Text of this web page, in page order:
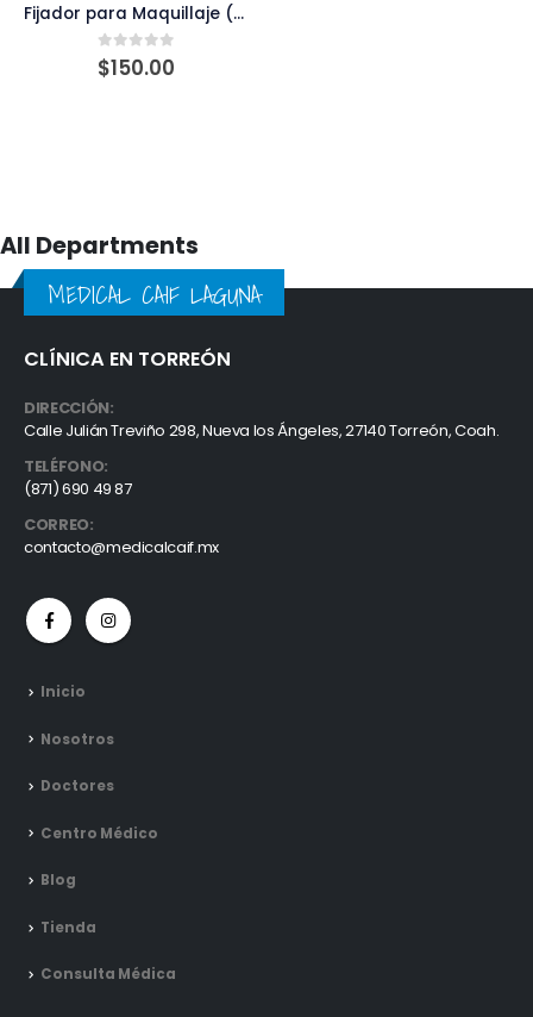
Fijador para Maquillaje (90 ml.)
0out of 5
$150.00
All Departments
MEDICAL CAIF LAGUNA
CLÍNICA EN TORREÓN
DIRECCIÓN:
Calle Julián Treviño 298, Nueva los Ángeles, 27140 Torreón, Coah.
TELÉFONO:
(871) 690 49 87
CORREO:
contacto@medicalcaif.mx
Inicio
Nosotros
Doctores
Centro Médico
Blog
Tienda
Consulta Médica